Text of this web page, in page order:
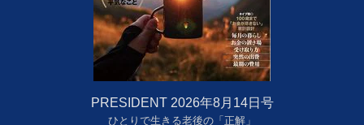
PRESIDENT 2026年8月14日号
ひとりで生きる老後の「正解」